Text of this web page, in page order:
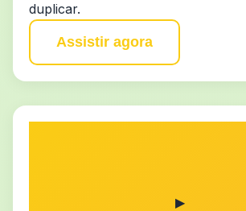
duplicar.
Assistir agora
▶